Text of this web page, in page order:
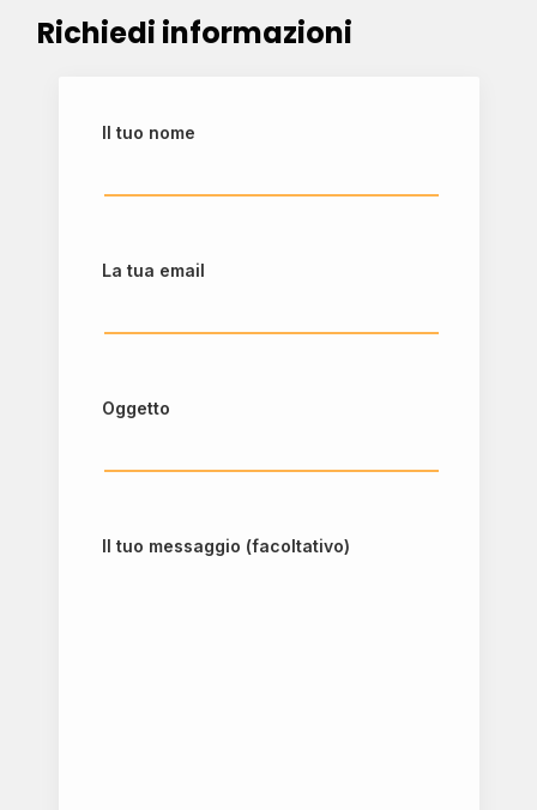
Richiedi informazioni
Il tuo nome
La tua email
Oggetto
Il tuo messaggio (facoltativo)